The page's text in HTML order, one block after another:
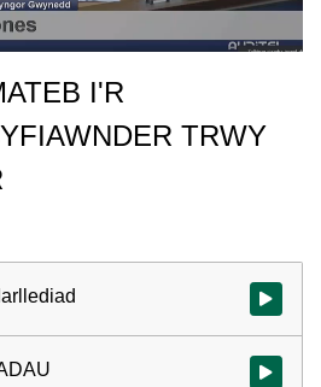
I'R
TRWY
Gwylio'r
Gwylio'r